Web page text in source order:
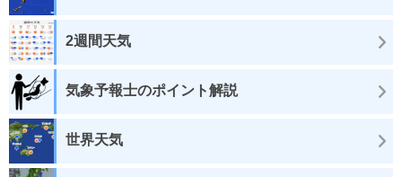
2週間天気
気象予報士のポイント解説
世界天気